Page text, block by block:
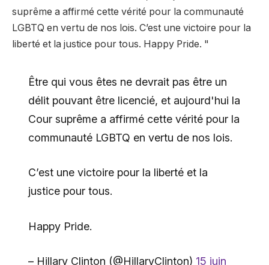
suprême a affirmé cette vérité pour la communauté
LGBTQ en vertu de nos lois. C’est une victoire pour la
liberté et la justice pour tous. Happy Pride. "
Être qui vous êtes ne devrait pas être un
délit pouvant être licencié, et aujourd'hui la
Cour suprême a affirmé cette vérité pour la
communauté LGBTQ en vertu de nos lois.
C’est une victoire pour la liberté et la
justice pour tous.
Happy Pride.
– Hillary Clinton (@HillaryClinton) 15 juin